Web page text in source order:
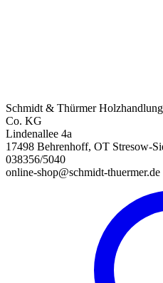
Schmidt & Thürmer
Co. KG
Lindenallee 4a
17498 Behrenhoff, OT Stresow-
038356/5040
online-shop@schmidt-thuermer.de